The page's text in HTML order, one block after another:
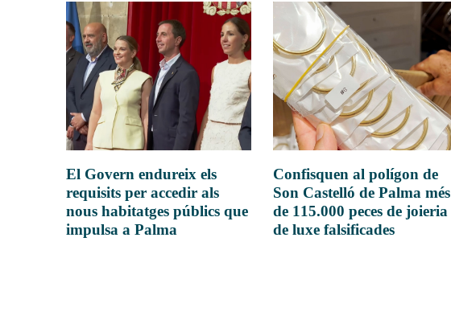
El Govern endureix els
requisits per accedir als
nous habitatges públics que
impulsa a Palma
Confisquen al polígon de
Son Castelló de Palma més
de 115.000 peces de joieria
de luxe falsificades